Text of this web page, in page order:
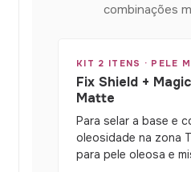
combinações
KIT 2 ITENS · PELE
Fix Shield +
Matte
Para selar a base e
oleosidade na zona
para pele oleosa e